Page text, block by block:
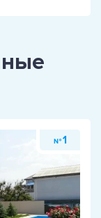
№ 1